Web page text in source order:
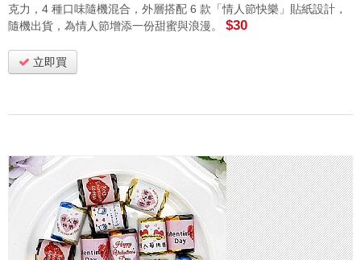
克力，4 種口味隨機混合，外層搭配 6 款「情人節快樂」貼紙設計，
隨機出貨，為情人節增添一份甜蜜與浪漫。 $30
立即買